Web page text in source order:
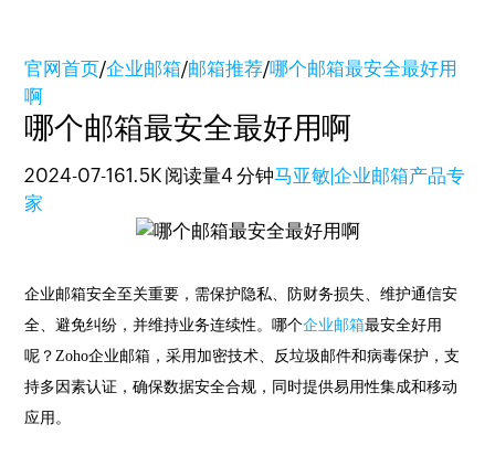
官网首页/企业邮箱/邮箱推荐/哪个邮箱最安全最好用
啊
哪个邮箱最安全最好用啊
2024-07-161.5K 阅读量4 分钟马亚敏|企业邮箱产品专
家
企业邮箱安全至关重要，需保护隐私、防财务损失、维护通信安
全、避免纠纷，并维持业务连续性。哪个企业邮箱最安全好用
呢？Zoho企业邮箱，采用加密技术、反垃圾邮件和病毒保护，支
持多因素认证，确保数据安全合规，同时提供易用性集成和移动
应用。